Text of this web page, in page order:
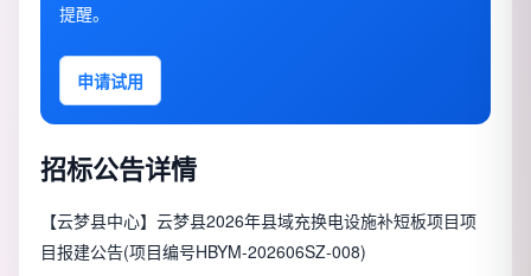
提醒。
申请试用
招标公告详情
【云梦县中心】云梦县2026年县域充换电设施补短板项目项
目报建公告(项目编号HBYM-202606SZ-008)